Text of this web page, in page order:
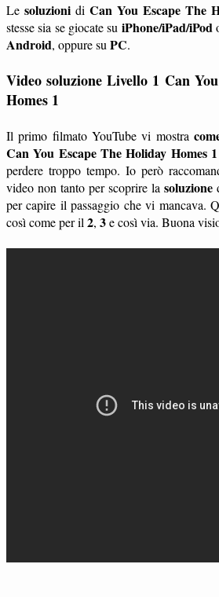
Le soluzioni di Can You Escape The
stesse sia se giocate su iPhone/iPad/iPod
Android, oppure suPC.
Video soluzione Livello 1 Can
Homes 1
Il primo filmato YouTube vi mostra
Can You Escape The Holiday Homes 1
perdere troppo tempo. Io però
video non tanto per scoprire la soluzione
per capire il passaggio che vi mancava.
così come per il2, 3e così via. Buona